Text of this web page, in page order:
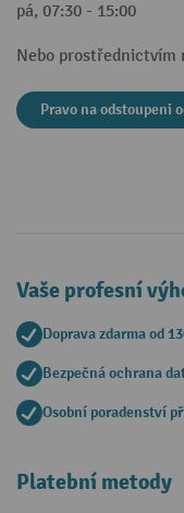
pá, 07:30 - 15:00
Nebo prostřednictvím
Pravo na odstoupeni
Vaše profesní
Doprava zdarma od
Bezpečná ochrana
Osobní poradenství
Platební metody